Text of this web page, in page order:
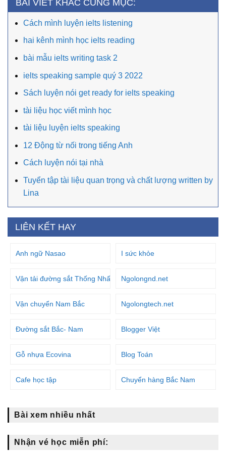
BÀI VIẾT KHÁC CÙNG MỤC:
Cách mình luyện ielts listening
hai kênh mình học ielts reading
bài mẫu ielts writing task 2
ielts speaking sample quý 3 2022
Sách luyện nói get ready for ielts speaking
tài liệu học viết mình học
tài liệu luyện ielts speaking
12 Động từ nối trong tiếng Anh
Cách luyện nói tại nhà
Tuyển tập tài liệu quan trọng và chất lượng written by
Lina
LIÊN KẾT HAY
Anh ngữ Nasao I sức khỏe
Vận tải đường sắt Thống Nhất Ngolongnd.net
Vận chuyển Nam Bắc Ngolongtech.net
Đường sắt Bắc- Nam Blogger Việt
Gỗ nhựa Ecovina Blog Toán
Cafe học tập Chuyển hàng Bắc Nam
Bài xem nhiều nhất
Nhận vé học miễn phí: